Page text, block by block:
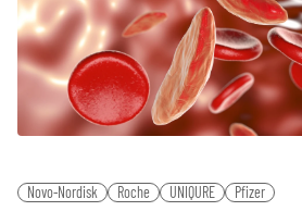
Novo-Nordisk Roche UNIQURE Pfizer